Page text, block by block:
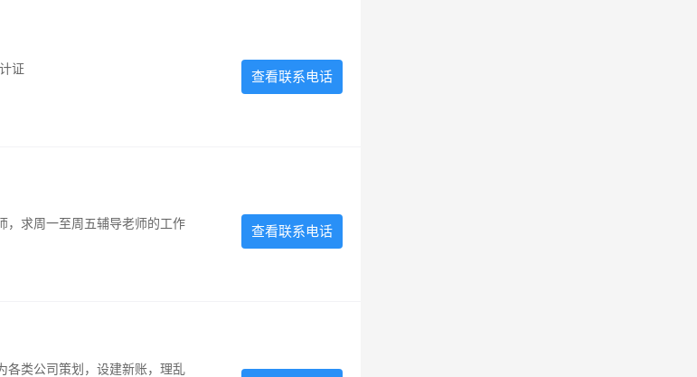
证 查看联系电话
，求周一至周五辅导老师的工作 查看联系电话
各类公司策划，设建新账，理乱